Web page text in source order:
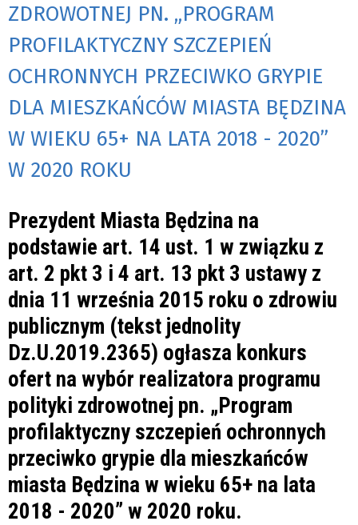
ZDROWOTNEJ PN. „PROGRAM
PROFILAKTYCZNY SZCZEPIEŃ
OCHRONNYCH PRZECIWKO GRYPIE
DLA MIESZKAŃCÓW MIASTA BĘDZINA
W WIEKU 65+ NA LATA 2018 - 2020”
W 2020 ROKU
Prezydent Miasta Będzina na
podstawie art. 14 ust. 1 w związku z
art. 2 pkt 3 i 4 art. 13 pkt 3 ustawy z
dnia 11 września 2015 roku o zdrowiu
publicznym (tekst jednolity
Dz.U.2019.2365) ogłasza konkurs
ofert na wybór realizatora programu
polityki zdrowotnej pn. „Program
profilaktyczny szczepień ochronnych
przeciwko grypie dla mieszkańców
miasta Będzina w wieku 65+ na lata
2018 - 2020” w 2020 roku.